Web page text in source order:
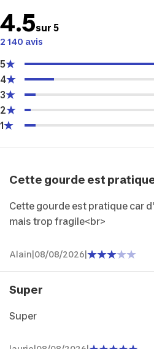
4.5sur 5
2 140 avis
5
4
3
2
1
Cette gourde est pratique
Cette gourde est pratique car
mais trop fragile<br>
Alain|08/08/2026|
Super
Super